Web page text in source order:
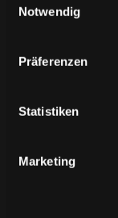
Notwendig
Präferenzen
Statistiken
Marketing